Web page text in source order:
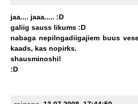
jaa.... jaaa..... :D
galiig sauss likums :D
nabaga nepilngadiigajiem buus
kaads, kas nopirks.
shausminoshi!
:D